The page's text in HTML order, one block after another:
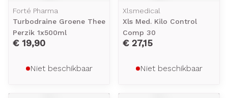
Forté Pharma
Turbodraine Groene Thee
Perzik 1x500ml
€ 19,90
Niet beschikbaar
Xlsmedical
Xls Med. Kilo Control
Comp 30
€ 27,15
Niet beschikbaar